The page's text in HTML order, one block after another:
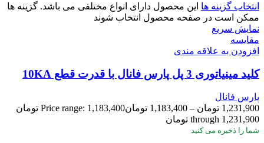
انتخاب گزینه ها این محصول دارای انواع مختلفی می باشد. گزینه ها
ممکن است در صفحه محصول انتخاب شوند
نمایش سریع
مقايسه
افزودن به علاقه مندی
کلید مینیاتوری 3 پل پارس فانال با قدرت قطع 10KA
پارس فانال
1,231,900 تومان –
1,183,400 تومان
Price range: 1,183,400 تومان
through 1,231,900 تومان
شما را ذخیره می کنید